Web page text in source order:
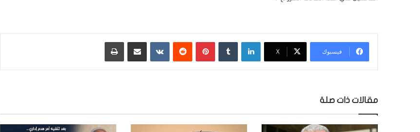
فيسبوك ‫X
لينكدإن بينتيريست ‏VKontakte
مقالات ذات صلة